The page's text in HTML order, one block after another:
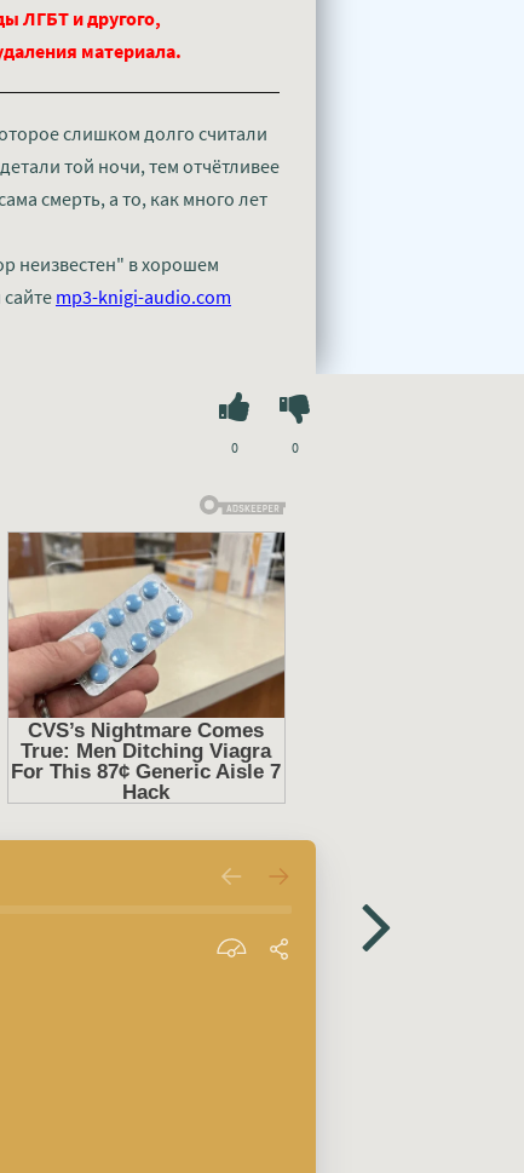
ЛГБТ и другого,
материала.
слишком долго считали
той ночи, тем отчётливее
смерть, а то, как много лет
неизвестен" в хорошем
mp3-knigi-audio.com
0 0